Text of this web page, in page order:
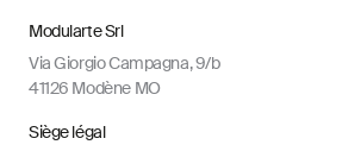
Modularte Srl
Via Giorgio Campagna, 9/b
41126 Modène MO
Siège légal